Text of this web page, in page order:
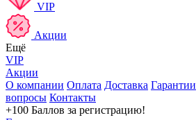
VIP
Акции
Ещё
VIP
Акции
О компании Оплата Доставка Гарантии
вопросы Контакты
+100 Баллов за регистрацию!